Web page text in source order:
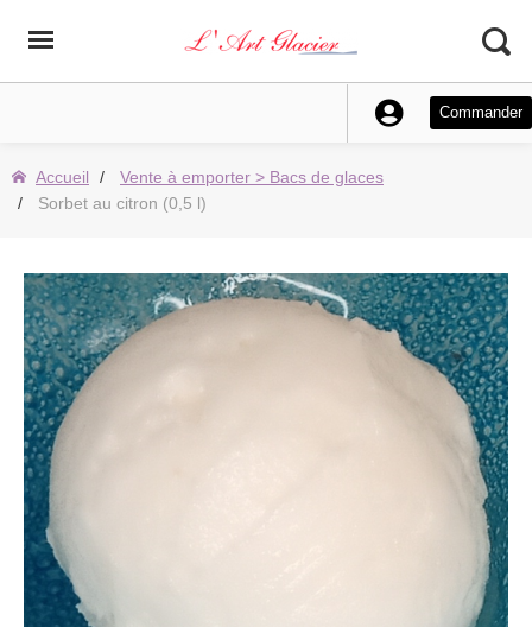
Commander
Accueil
Vente à emporter > Bacs de glaces
Sorbet au citron (0,5 l)